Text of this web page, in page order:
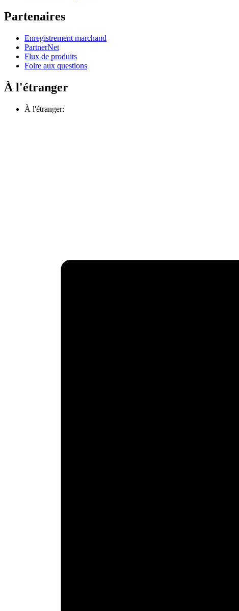
Partenaires
Enregistrement marchand
PartnerNet
Flux de produits
Foire aux questions
À l'étranger
À l'étranger: